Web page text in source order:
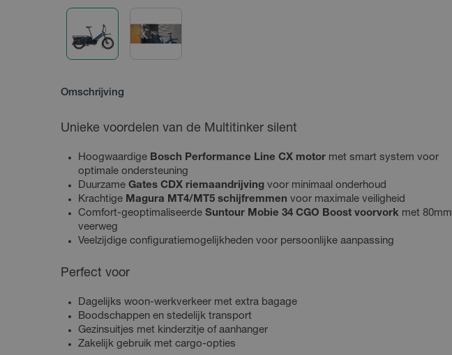
Omschrijving
Unieke voordelen van de Multitinker silent
Hoogwaardige Bosch Performance Line CX motor met smart system voor
optimale ondersteuning
Duurzame Gates CDX riemaandrijving voor minimaal onderhoud
Krachtige Magura MT4/MT5 schijfremmen voor maximale veiligheid
Comfort-geoptimaliseerde Suntour Mobie 34 CGO Boost voorvork met 80mm
veerweg
Veelzijdige configuratiemogelijkheden voor persoonlijke aanpassing
Perfect voor
Dagelijks woon-werkverkeer met extra bagage
Boodschappen en stedelijk transport
Gezinsuitjes met kinderzitje of aanhanger
Zakelijk gebruik met cargo-opties